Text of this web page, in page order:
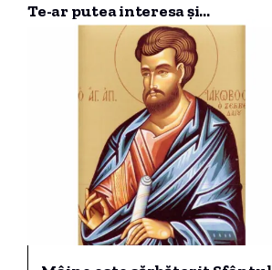
Te-ar putea interesa și...